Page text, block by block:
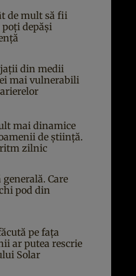
de mult să fii
depăși
din medii
mai vulnerabili
mai dinamice
de știință.
zilnic
Care
pod din
pe fața
ar putea rescrie
Solar